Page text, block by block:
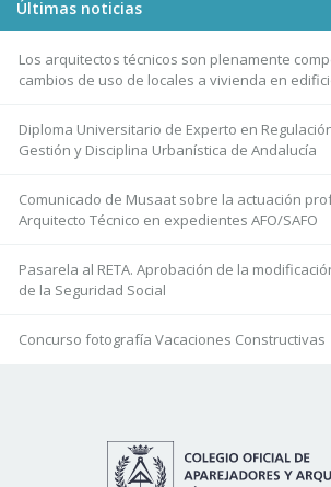
Últimas noticias
Los arquitectos técnicos son plenamente
cambios de uso de locales a vivienda en
Diploma Universitario de Experto en
Gestión y Disciplina Urbanística de Andalucía
Comunicado de Musaat sobre la actuación
Arquitecto Técnico en expedientes AFO/SAFO
Pasarela al RETA. Aprobación de la
de la Seguridad Social
Concurso fotografía Vacaciones Constructivas